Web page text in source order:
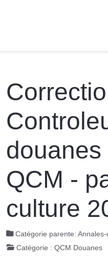
douanes
QCM -
culture
Catégorie parente:
Catégorie : QCM Douanes